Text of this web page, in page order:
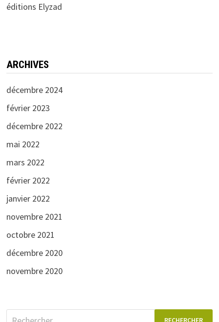
éditions Elyzad
ARCHIVES
décembre 2024
février 2023
décembre 2022
mai 2022
mars 2022
février 2022
janvier 2022
novembre 2021
octobre 2021
décembre 2020
novembre 2020
Rechercher :